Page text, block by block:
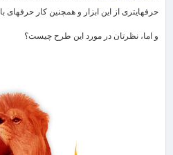
حرفه​ای​تری از این ابزار و همچنین کار حرفه​ای با
و اما، نظرتان در مورد این طرح چیست؟